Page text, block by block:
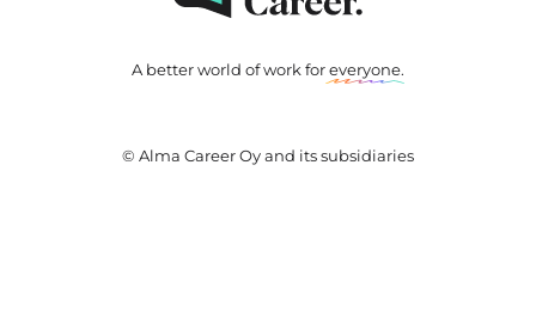
A better world of work foreveryone.
© Alma Career Oy and its subsidiaries